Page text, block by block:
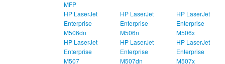
MFP
HP LaserJet
Enterprise
M506dn
HP LaserJet
Enterprise
M506n
HP LaserJet
Enterprise
M506x
HP LaserJet
Enterprise
M507
HP LaserJet
Enterprise
M507dn
HP LaserJet
Enterprise
M507x